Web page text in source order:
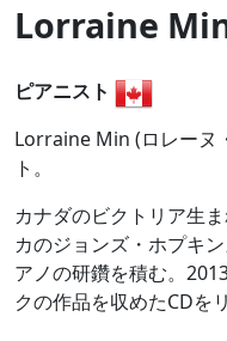
Lorraine
ピアニスト
Lorraine Min (ロレーヌ
ト。
カナダのビクトリア生
カのジョンズ・ホプキ
アノの研鑽を積む。
クの作品を収めたCDを